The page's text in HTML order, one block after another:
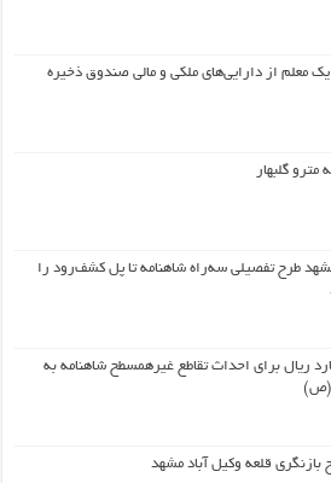
یک معلم از دارایی‌های ملکی و مالی صندوق ذخیره
مترو گلبهار
طرح تفصیلی سه‌راه شاهنامه تا پل کشف‌رود را
ریال برای احداث تقاطع غیرهمسطح شاهنامه به
قلعه وکیل آباد مشهد